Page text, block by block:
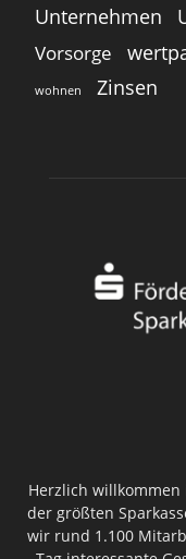
Unternehmen
Vorsorge
wohnen Zinsen
Herzlich willkommen
der größten
wir rund 1.100